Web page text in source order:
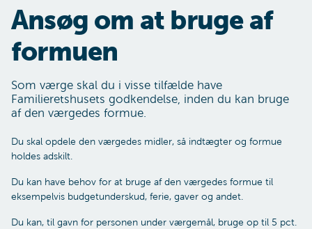
Ansøg om at bruge af
formuen
Som værge skal du i visse tilfælde have
Familieretshusets godkendelse, inden du kan bruge
af den værgedes formue.
Du skal opdele den værgedes midler, så indtægter og formue
holdes adskilt.
Du kan have behov for at bruge af den værgedes formue til
eksempelvis budgetunderskud, ferie, gaver og andet.
Du kan, til gavn for personen under værgemål, bruge op til 5 pct.